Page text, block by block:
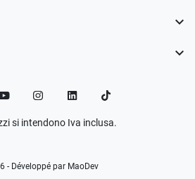


si intendono Iva inclusa.
- Développé par MaoDev